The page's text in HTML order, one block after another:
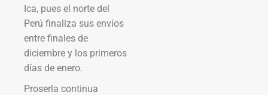
Ica, pues el norte del
Perú finaliza sus envíos
entre finales de
diciembre y los primeros
días de enero.
Proserla continua